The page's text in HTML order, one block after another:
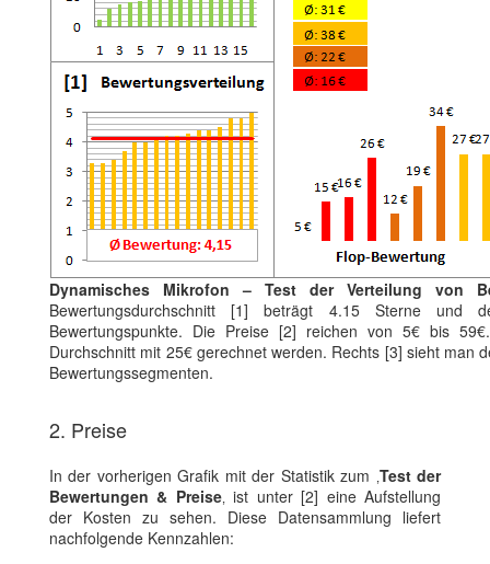
Dynamisches Mikrofon – Test der Verteilung von
Bewertungsdurchschnitt [1] beträgt 4.15 Sterne
Bewertungspunkte. Die Preise [2] reichen von 5€ bis
Durchschnitt mit 25€ gerechnet werden. Rechts [3] sieht man
Bewertungssegmenten.
2. Preise
In der vorherigen Grafik mit der Statistik zum ‚Test der
Bewertungen & Preise‚ ist unter [2] eine Aufstellung
der Kosten zu sehen. Diese Datensammlung liefert
nachfolgende Kennzahlen: